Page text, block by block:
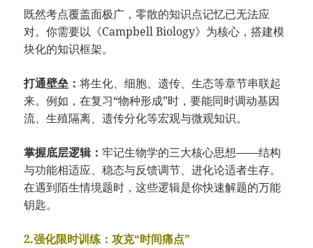
既然考点覆盖面极广，零散的知识点记忆已无法应
对。你需要以《Campbell Biology》为核心，搭建模
块化的知识框架。
打通壁垒：将生化、细胞、遗传、生态等章节串联起
来。例如，在复习“物种形成”时，要能同时调动基因
流、生殖隔离、遗传分化等宏观与微观知识。
掌握底层逻辑：牢记生物学的三大核心思想——结构
与功能相适应、稳态与反馈调节、进化论适者生存。
在遇到陌生情境题时，这些逻辑是你快速解题的万能
钥匙。
2.强化限时训练：攻克“时间痛点”